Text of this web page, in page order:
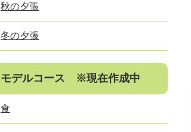
秋の夕張
冬の夕張
モデルコース ※現在作成中
食